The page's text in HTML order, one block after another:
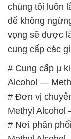
# Cung cấp µ
Alcohol —
# Đơn vị
Methyl Alcohol
# Nơi phân
Methyl
# Nơi chuyên
Methyl
# Địa chỉ
Môi Methyl